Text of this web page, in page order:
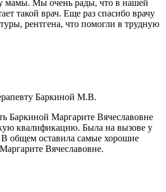
мамы. Мы очень рады, что в нашей
такой врач. Еще раз спасибо врачу
рентгена, что помогли в трудную
Баркиной М.В.
Баркиной Маргарите Вячеславовне
квалификацию. Была на вызове у
общем оставила самые хорошие
Вячеславовне.